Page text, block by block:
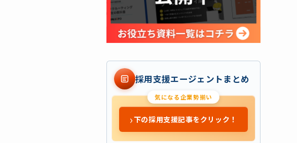
採用支援エージェントまとめ
気になる企業勢揃い
›下の採用支援記事をクリック！